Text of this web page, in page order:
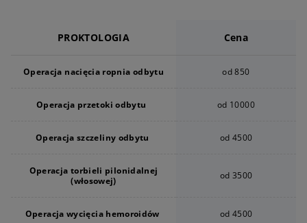
PROKTOLOGIA Cena
Operacja nacięcia ropnia odbytu od 850
Operacja przetoki odbytu od 10000
Operacja szczeliny odbytu od 4500
Operacja torbieli pilonidalnej
(włosowej)
od 3500
Operacja wycięcia hemoroidów od 4500